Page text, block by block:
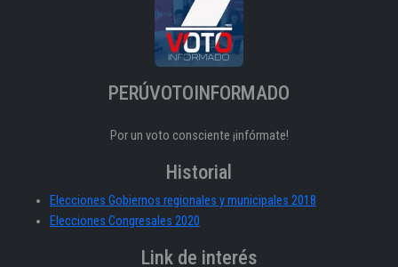
PERÚVOTOINFORMADO
Por un voto consciente ¡infórmate!
Historial
Elecciones Gobiernos regionales y municipales 2018
Elecciones Congresales 2020
Link de interés